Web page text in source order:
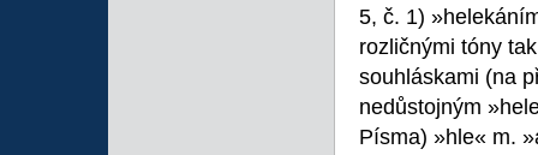
5, č. 1)
rozličnými tóny
souhláskami (na
nedůstojným
Písma) »hle« m.